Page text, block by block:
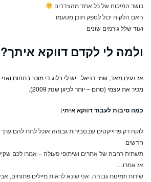
כושר המיקוח של כל אחד מהצדדים
האם הלקוח יכול לספק תוכן מטעמו
ועוד שלל גורמים שונים
ולמה לי לקדם דווקא איתך?
אז נעים מאד, שמי דניאל. יש לי בלוג די מוכר בתחום
מכיר את עצמי (סתם – יותר לכיוון שנת 2009).
כמה סיבות לעבוד דווקא איתי:
לוקח רק פרוייקטים שבסבירות גבוהה אוכל לתת להם
חדשים
תשתית רחבה של אתרים ושיתופי פעולה – אמרו לכם
אז אמרו…
שירות וזמינות גבוהה. אני שונא לראות מיילים פתוחים,